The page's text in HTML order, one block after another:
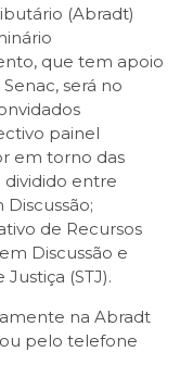
(Abradt)
que tem apoio
será no
painel
em torno das
dividido entre
de Recursos
Discussão e
(STJ).
na Abradt
ou pelo telefone